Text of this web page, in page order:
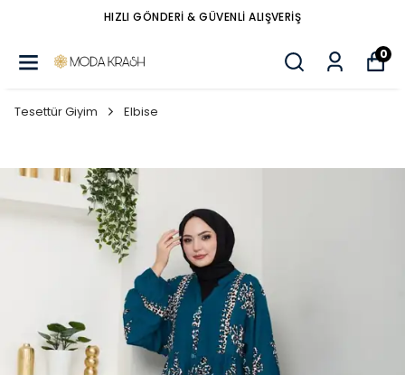
HIZLI GÖNDERİ & GÜVENLİ ALIŞVERİŞ
0
Tesettür Giyim Elbise